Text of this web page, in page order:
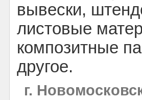
вывески,
листовые
композитные
другое.
г.